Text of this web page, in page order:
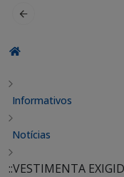
Informativos
Notícias
::VESTIMENTA